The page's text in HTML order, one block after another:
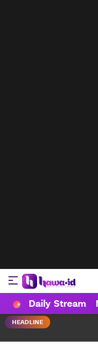
HAWA
Haluan Wanita
Daily Stream
HEADLINE